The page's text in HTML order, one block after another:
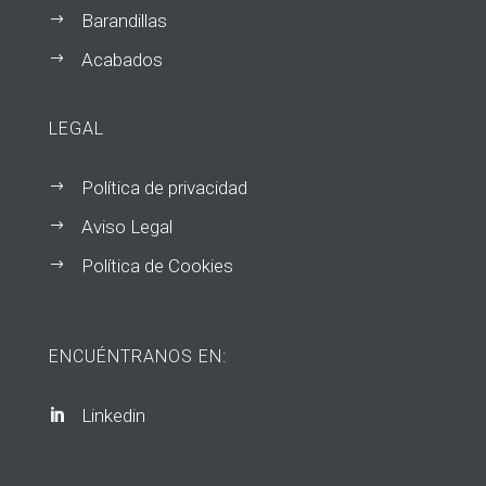
$ Barandillas
$ Acabados
LEGAL
$ Política de privacidad
$ Aviso Legal
$ Política de Cookies
ENCUÉNTRANOS EN:
 Linkedin